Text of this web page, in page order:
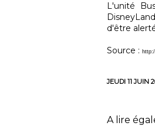
L'unité
d'être
Source :
JEUDI 11 JUIN
A lire